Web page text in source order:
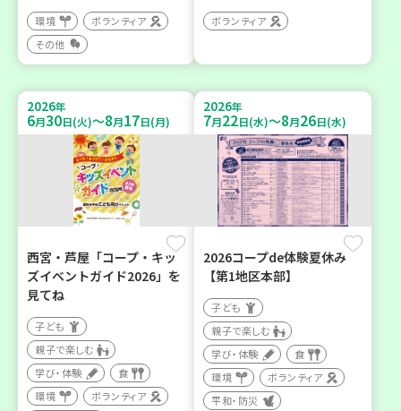
環境
ボランティア
その他
ボランティア
2026年
6月30日(火)～8月17日(月)
西宮・芦屋「コープ・キッ
ズイベントガイド2026」を
見てね
子ども
親子で楽しむ
学び・体験
食
環境
ボランティア
2026年
7月22日(水)～8月26日(水)
2026コープde体験夏休み
【第1地区本部】
子ども
親子で楽しむ
学び・体験
食
環境
ボランティア
平和・防災